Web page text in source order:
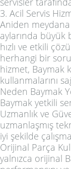
3. Acil Servis
Aniden meydana
aylarında
hızlı ve etkili
herhangi bir
hizmet, Baymak
kullanmalarını
Neden Baymak
Baymak yetkili
Uzmanlık ve
uzmanlaşmış
iyi şekilde
Orijinal Parça
yalnızca orijinal